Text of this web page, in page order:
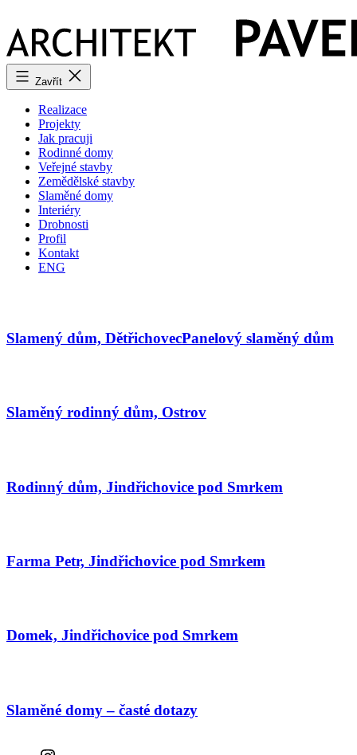
obsahu
Zavřít
Realizace
Projekty
Jak pracuji
Rodinné domy
Veřejné stavby
Zemědělské stavby
Slaměné domy
Interiéry
Drobnosti
Profil
Kontakt
ENG
Slamený dům, Dětřichovec
Slaměný rodinný dům, Ostrov
Rodinný dům, Jindřichovice pod Smrkem
Panelový slaměný dům
Farma Petr, Jindřichovice pod Smrkem
Domek, Jindřichovice pod Smrkem
Slaměné domy – časté dotazy